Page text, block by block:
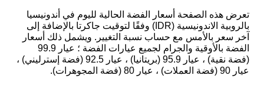
تعرض هذه الصفحة أسعار الفضة الحالية لليوم في أندونيسيا
بالروبية الاندونيسية (IDR) وفقًا لتوقيت جاكرتا بالإضافة إلى
آخر سعر بالأمس مع حساب نسبة التغيير. ويشمل ذلك أسعار
الفضة بالأوقية والجرام لجميع عيارات الفضة ؛ عيار 99.9
(فضة نقية) ، عيار 95.9 (بريتانيا) ، عيار 92.5 (فضة إسترليني) ،
عيار 90 (فضة العملات) ، عيار 80 (فضة المجوهرات).